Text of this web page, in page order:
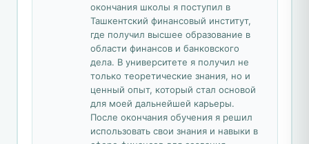
окончания школы я поступил в
Ташкентский финансовый институт,
где получил высшее образование в
области финансов и банковского
дела. В университете я получил не
только теоретические знания, но и
ценный опыт, который стал основой
для моей дальнейшей карьеры.
После окончания обучения я решил
использовать свои знания и навыки в